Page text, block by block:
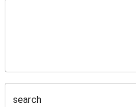
search